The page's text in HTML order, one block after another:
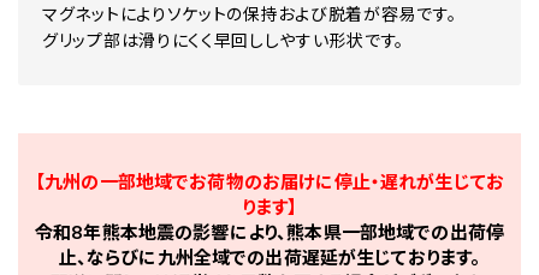
マグネットによりソケットの保持および脱着が容易です。
グリップ部は滑りにくく早回ししやすい形状です。
【九州の一部地域でお荷物のお届けに停止・遅れが生じてお
ります】
令和8年熊本地震の影響により、熊本県一部地域での出荷停
止、ならびに九州全域での出荷遅延が生じております。